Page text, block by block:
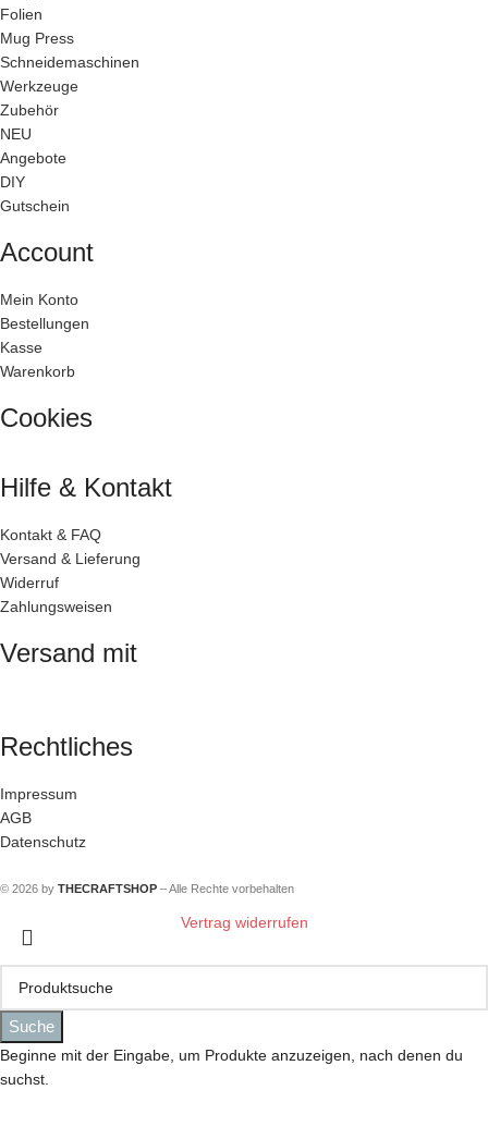
Folien
Mug Press
Schneidemaschinen
Werkzeuge
Zubehör
NEU
Angebote
DIY
Gutschein
Account
Mein Konto
Bestellungen
Kasse
Warenkorb
Cookies
Hilfe & Kontakt
Kontakt & FAQ
Versand & Lieferung
Widerruf
Zahlungsweisen
Versand mit
Rechtliches
Impressum
AGB
Datenschutz
© 2026 by THECRAFTSHOP – Alle Rechte vorbehalten
Suche
Beginne mit der Eingabe, um Produkte anzuzeigen, nach denen du
suchst.
Vertrag widerrufen